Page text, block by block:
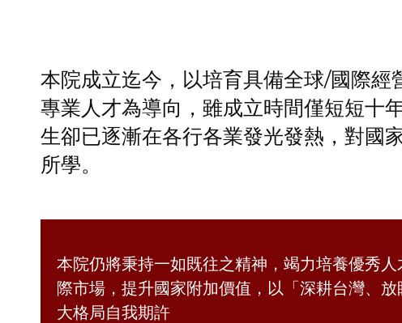
本院成立迄今，以培育具備全球/國際經
專業人才為導向，雖成立時間僅短短十
生卻已逐漸在各行各業發光發熱，對國
所學。
本院仍將秉持一如既往之精神，竭力培養優秀
際市場，提升國家附加價值，以「深耕台灣、
大格局自我期許